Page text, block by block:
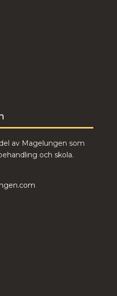
av Magelungen som
och skola.